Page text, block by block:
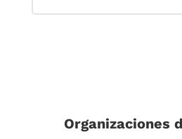
Organizaciones